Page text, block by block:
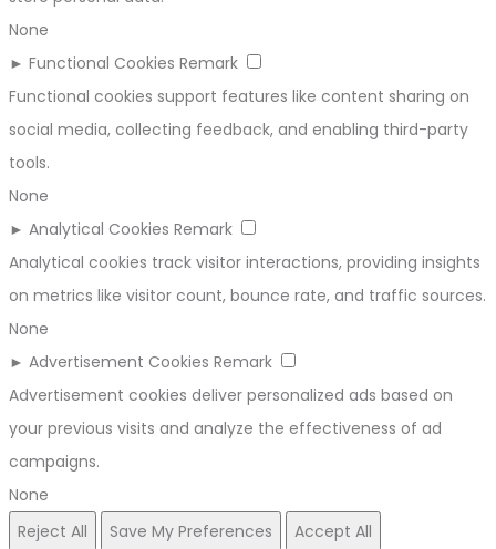
None
► Functional Cookies Remark
Functional cookies support features like content sharing on
social media, collecting feedback, and enabling third-party
tools.
None
► Analytical Cookies Remark
Analytical cookies track visitor interactions, providing insights
on metrics like visitor count, bounce rate, and traffic sources.
None
► Advertisement Cookies Remark
Advertisement cookies deliver personalized ads based on
your previous visits and analyze the effectiveness of ad
campaigns.
None
Reject All
Save My Preferences
Accept All